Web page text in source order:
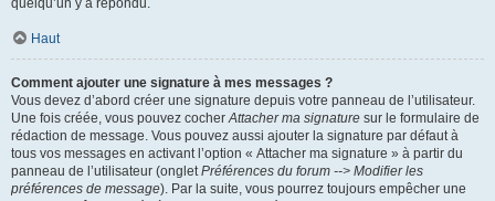
quelqu’un y a répondu.
Haut
Comment ajouter une signature à mes messages ?
Vous devez d’abord créer une signature depuis votre panneau de l’utilisateur.
Une fois créée, vous pouvez cocherAttacher ma signature sur le formulaire de
rédaction de message. Vous pouvez aussi ajouter la signature par défaut à
tous vos messages en activant l’option « Attacher ma signature » à partir du
panneau de l’utilisateur (ongletPréférences du forum --> Modifier les
préférences de message). Par la suite, vous pourrez toujours empêcher une